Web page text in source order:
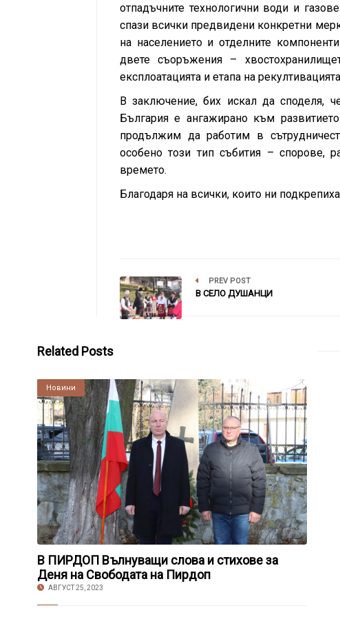
отпадъчните технологични води и
спази всички предвидени конкретни
на населението и отделните
двете съоръжения –
експлоатацията и етапа на
В заключение, бих искал да споделя,
България е ангажирано към
продължим да работим в
особено този тип събития – спорове,
времето.
Благодаря на всички, които ни
PREV POST
В СЕЛО ДУШАНЦИ
Related Posts
Култура
Новини
В ПИРДОП Вълнуващи слова и стихове за
Деня на Свободата на Пирдоп
АВГУСТ 25, 2023